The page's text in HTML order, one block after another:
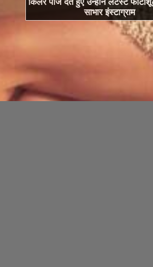
किलर पोज देते हुए उन्होंने लेटेस्ट
साभार इंस्टाग्राम